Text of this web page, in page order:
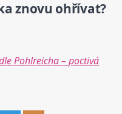
znovu ohřívat?
Pohlreicha – poctivá